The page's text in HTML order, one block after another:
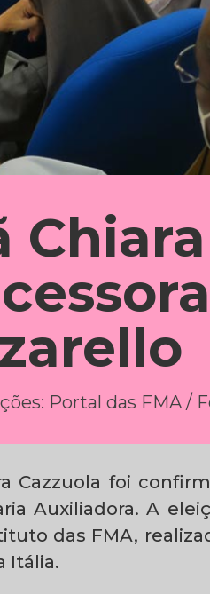
Portal das FMA /
Cazzuola foi
Auxiliadora. A
das FMA,
Itália.